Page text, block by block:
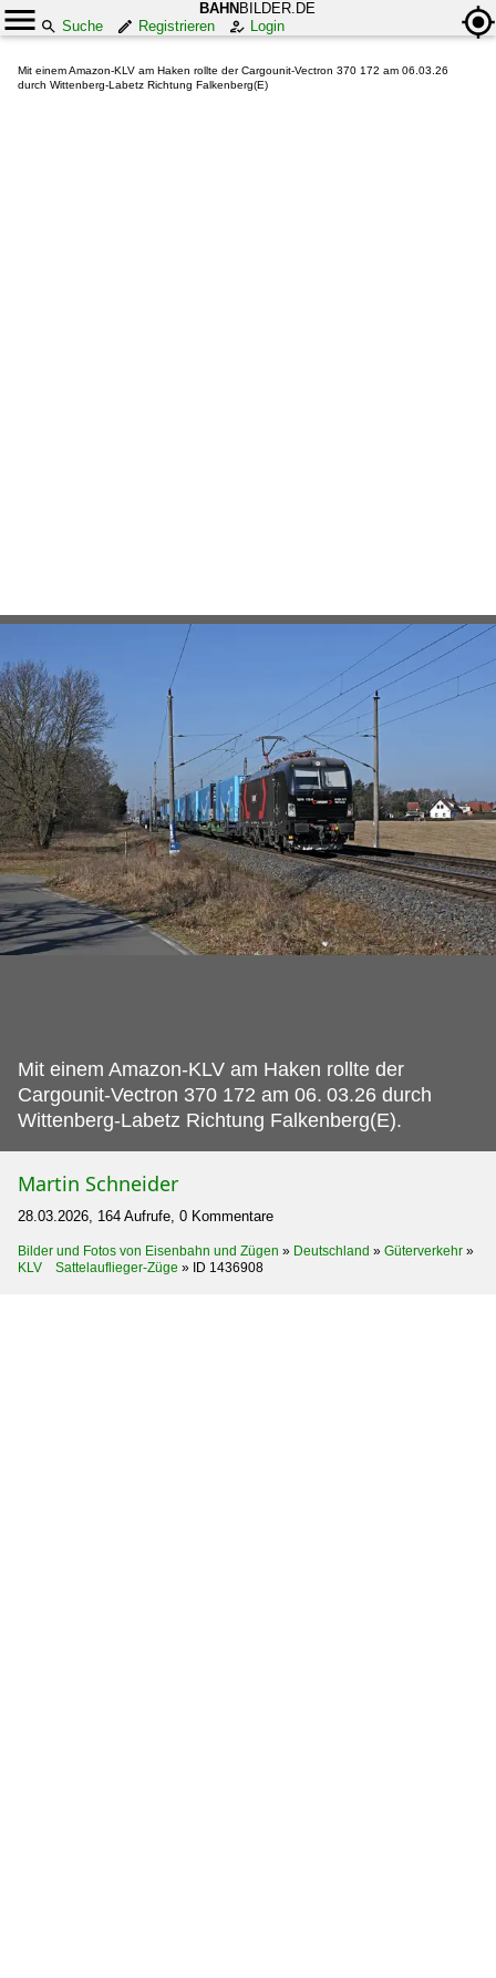
BAHN BILDER.DE
Suche
Registrieren Login
Mit einem Amazon-KLV am Haken rollte der Cargounit-Vectron 370 172 am 06.03.26
durch Wittenberg-Labetz Richtung Falkenberg(E)
Mit einem Amazon-KLV am Haken rollte der
Cargounit-Vectron 370 172 am 06. 03.26 durch
Wittenberg-Labetz Richtung Falkenberg(E).
Martin Schneider
28.03.2026, 164 Aufrufe, 0 Kommentare
Bilder und Fotos von Eisenbahn und Zügen » Deutschland » Güterverkehr »
KLV Sattelauflieger-Züge » ID 1436908